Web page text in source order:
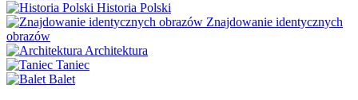
Historia Polski
Znajdowanie identycznych
obrazów
Architektura
Taniec
Balet